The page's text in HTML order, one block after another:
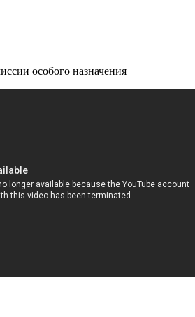
особого назначения